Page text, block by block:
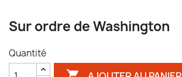
Sur ordre de Washington
Quantité